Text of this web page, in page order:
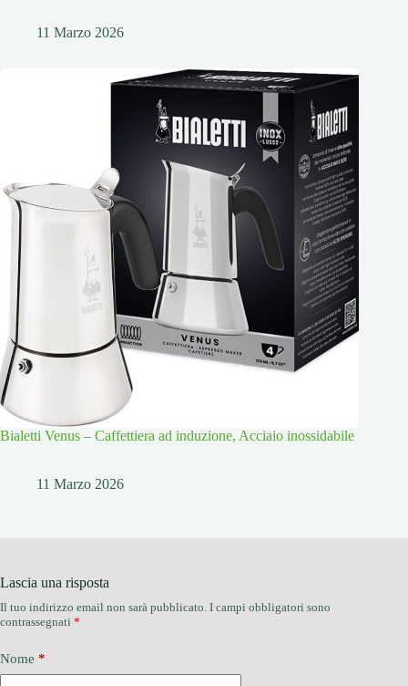
11 Marzo 2026
Bialetti Venus – Caffettiera ad induzione, Acciaio inossidabile
11 Marzo 2026
Lascia una risposta
Il tuo indirizzo email non sarà pubblicato. I campi obbligatori sono
contrassegnati *
Nome *